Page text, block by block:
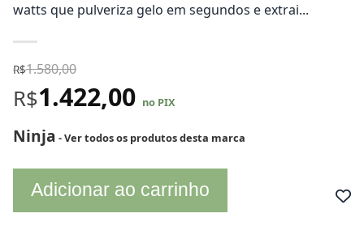
watts que pulveriza gelo em segundos e extrai...
R$1.580,00
R$1.422,00 no PIX
Ninja - Ver todos os produtos desta marca
Adicionar ao carrinho